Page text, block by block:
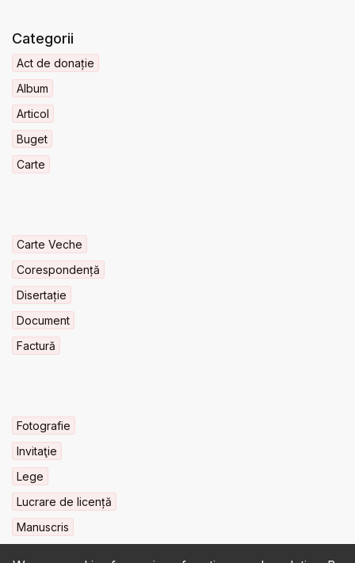
Categorii
Act de donație
Album
Articol
Buget
Carte
Carte Veche
Corespondență
Disertație
Document
Factură
Fotografie
Invitaţie
Lege
Lucrare de licență
Manuscris